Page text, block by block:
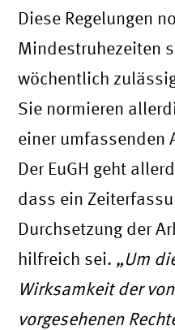
Diese Regelungen
Mindestruhezeiten
wöchentlich
Sie normieren
einer umfassenden
Der EuGH geht
dass ein
Durchsetzung der
hilfreich sei. „Um
Wirksamkeit der
vorgesehenen